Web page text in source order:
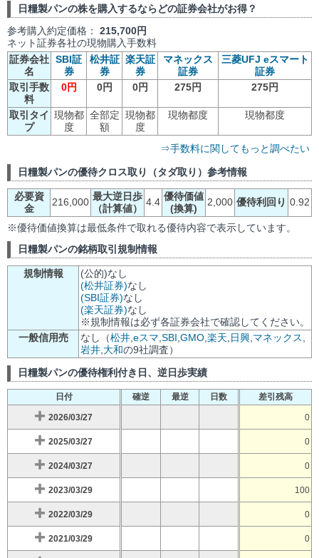
日糧製パンの株を購入するならどの証券会社がお得？
参考購入約定価格： 215,700円
ネット証券各社の現物購入手数料
証券会社
名
SBI証
券
松井証
券
楽天証
券
マネックス
証券
三菱UFJ eスマート
証券
取引手数
料
0円 0円 0円 275円 275円
取引タイ
プ
現物都
度
全部定
額
現物都
度
現物都度 現物都度
⇒手数料に関してもっと調べたい
日糧製パンの優待クロス取り（タダ取り）参考情報
必要資
金
216,000 最大逆日歩
（計算値）
4.4 優待価値
(換算)
2,000 優待利回り 0.92
※優待価値換算は最低条件で取れる優待内容で表示しています。
日糧製パンの銘柄取引規制情報
規制情報
(公的)なし
(松井証券)なし
(SBI証券)なし
(楽天証券)なし
※規制情報は必ず各証券会社で確認してください。
一般信用売
なし（松井 eスマ SBI GMO 楽天 日興 マネックス
岩井 大和の9社調査）
日糧製パンの優待権利付き日、逆日歩実績
日付 確逆 最逆 日数 差引残高
2026/03/27 0
2025/03/27 0
2024/03/27 0
2023/03/29 100
2022/03/29 0
2021/03/29 0